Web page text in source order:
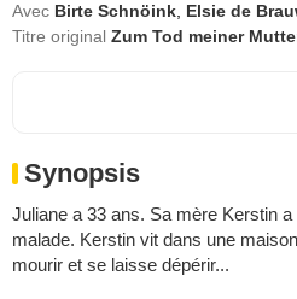
Avec Birte Schnöink Elsie de
Titre original Zum Tod meiner
Synopsis
Juliane a 33 ans. Sa mère Kerstin
malade. Kerstin vit dans une
mourir et se laisse dépérir...